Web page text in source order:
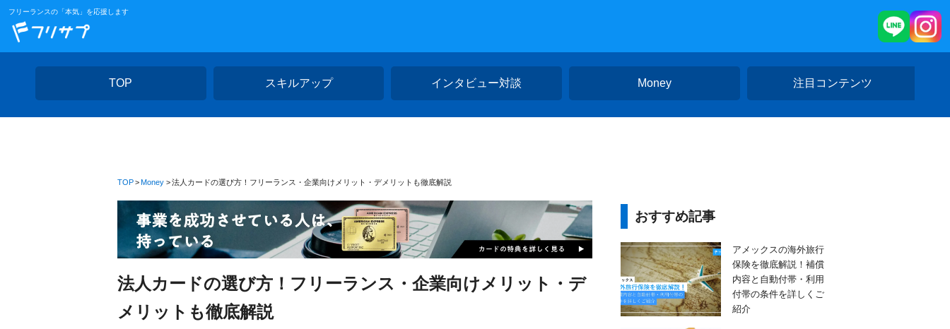
フリーランスの「本気」を応援します
TOP スキルアップ インタビュー対談 Money 注目コンテンツ
TOP Money 法人カードの選び方！フリーランス・企業向けメリット・デメリットも徹底解説
法人カードの選び方！フリーランス・企業向けメリット・デ
メリットも徹底解説
おすすめ記事
アメックスの海外旅行
保険を徹底解説！補償
内容と自動付帯・利用
付帯の条件を詳しくご
紹介